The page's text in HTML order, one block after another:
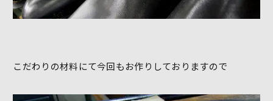
こだわりの材料にて今回もお作りしておりますので